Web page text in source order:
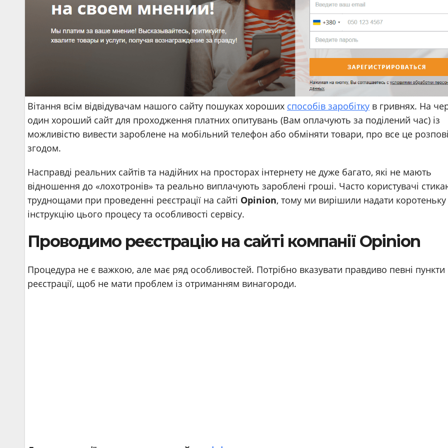
Вітання всім відвідувачам нашого сайту пошуках хороших способів заробітку в гривнях. На
один хороший сайт для проходження платних опитувань (Вам оплачують за поділений час) із
можливістю вивести зароблене на мобільний телефон або обміняти товари, про все це
згодом.
Насправді реальних сайтів та надійних на просторах інтернету не дуже багато, які не мають
відношення до «лохотронів» та реально виплачують зароблені гроші. Часто користувачі
труднощами при проведенні реєстрації на сайті Opinion, тому ми вирішили надати коротеньку
інструкцію цього процесу та особливості сервісу.
Проводимо реєстрацію на сайті компанії Opinion
Процедура не є важкою, але має ряд особливостей. Потрібно вказувати правдиво певні
реєстрації, щоб не мати проблем із отриманням винагороди.